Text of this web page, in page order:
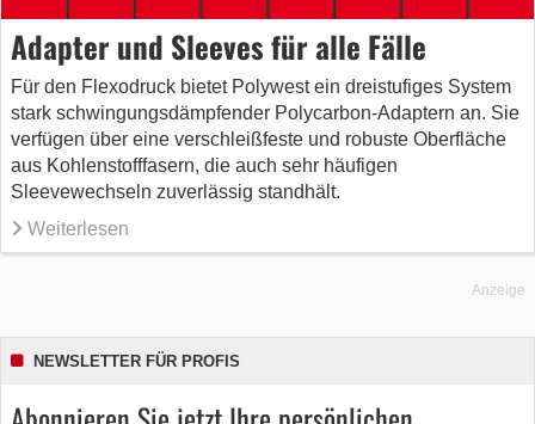
Adapter und Sleeves für alle Fälle
Für den Flexodruck bietet Polywest ein dreistufiges System
stark schwingungsdämpfender Polycarbon-Adaptern an. Sie
verfügen über eine verschleißfeste und robuste Oberfläche
aus Kohlenstofffasern, die auch sehr häufigen
Sleevewechseln zuverlässig standhält.
Weiterlesen
Anzeige
NEWSLETTER FÜR PROFIS